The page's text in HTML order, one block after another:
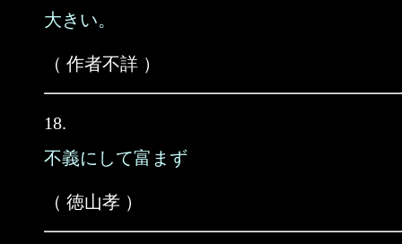
大きい。
（ 作者不詳 ）
18.
不義にして富まず
（ 徳山孝 ）